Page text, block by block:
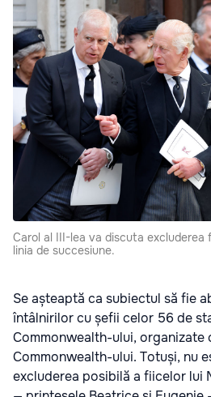
Carol al III-lea va discuta excluderea
linia de succesiune.
Se așteaptă ca subiectul să fie
întâlnirilor cu șefii celor 56 de
Commonwealth-ului, organizate
Commonwealth-ului. Totuși, nu
excluderea posibilă a fiicelor lui